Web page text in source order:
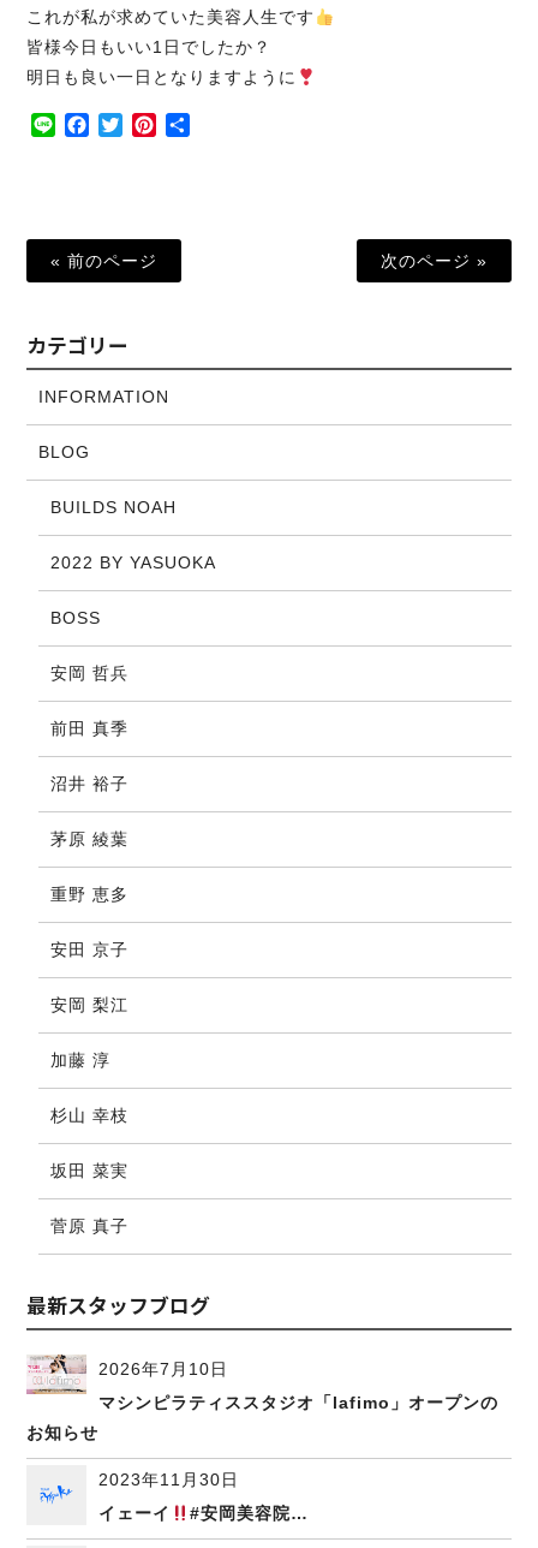
これが私が求めていた美容人生です
皆様今日もいい1日でしたか？
明日も良い一日となりますように
Line Facebook
TwitterPinterest
« 前のページ 次のページ »
カテゴリー
INFORMATION
BLOG
BUILDS NOAH
2022 BY YASUOKA
BOSS
安岡 哲兵
前田 真季
沼井 裕子
茅原 綾葉
重野 恵多
安田 京子
安岡 梨江
加藤 淳
杉山 幸枝
坂田 菜実
菅原 真子
最新スタッフブログ
2026年7月10日
マシンピラティススタジオ「lafimo」オープンの
お知らせ
2023年11月30日
イェーイ
#安岡美容院…